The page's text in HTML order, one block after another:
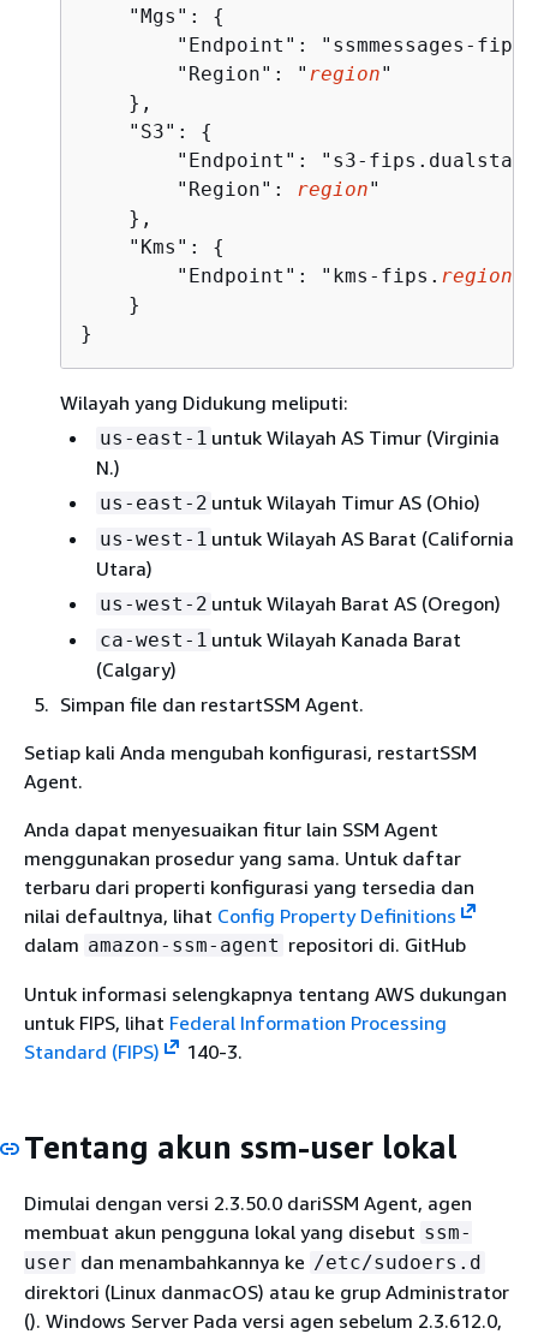
    "Mgs":
{
        "Endpoint": "ssmmessages-fips.
        "Region": "
region"
    },
    "S3":
{
"Endpoint": "s3-
        "Region":
region"
    },
    "Kms":
{
        "Endpoint": "kms-fips.
region
    }
}
Wilayah yang Didukung meliputi:
us-east-1 untuk Wilayah AS Timur (Virginia
N.)
us-east-2 untuk Wilayah Timur AS (Ohio)
us-west-1 untuk Wilayah AS Barat (California
Utara)
us-west-2 untuk Wilayah Barat AS (Oregon)
ca-west-1 untuk Wilayah Kanada Barat
(Calgary)
Simpan file dan restartSSM Agent.
Setiap kali Anda mengubah konfigurasi, restartSSM
Agent.
Anda dapat menyesuaikan fitur lain SSM Agent
menggunakan prosedur yang sama. Untuk daftar
terbaru dari properti konfigurasi yang tersedia dan
nilai defaultnya, lihat Config Property Definitions
dalam amazon-ssm-agent repositori di. GitHub
Untuk informasi selengkapnya tentang AWS dukungan
untuk FIPS, lihat Federal Information Processing
Standard (FIPS)
140-3.
Tentang akun ssm-user lokal
Dimulai dengan versi 2.3.50.0 dariSSM Agent, agen
membuat akun pengguna lokal yang disebut ssm-
user dan menambahkannya ke /etc/sudoers.d
direktori (Linux danmacOS) atau ke grup Administrator
(). Windows Server Pada versi agen sebelum 2.3.612.0,